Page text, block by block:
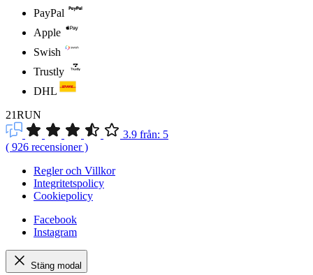
PayPal
Apple
Swish
Trustly
DHL
21RUN
3.9 från: 5
( 926 recensioner)
Regler och Villkor
Integritetspolicy
Cookiepolicy
Facebook
Instagram
Stäng modal